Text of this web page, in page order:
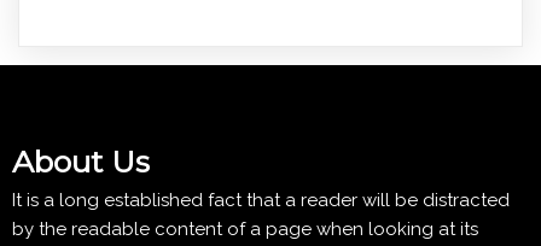
About Us
It is a long established fact that a reader will be distracted
by the readable content of a page when looking at its